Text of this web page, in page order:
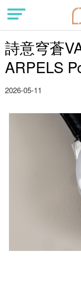
詩意穹蒼
ARPELS
2026-05-11